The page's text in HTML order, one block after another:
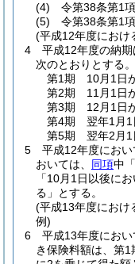
(4)
令第38条第1
(5)
令第38条第1
(平成12年度におけ
4
平成12年度の納期
次のとおりとする。
第1期 10月1日
第2期 11月1日
第3期 12月1日
第4期 翌年1月1
第5期 翌年2月1
5
平成12年度におい
おいては、 同項中
「10月1日以後に
る」とする。
(平成13年度におけ
例)
6
平成13年度にお
き保険料額は、第